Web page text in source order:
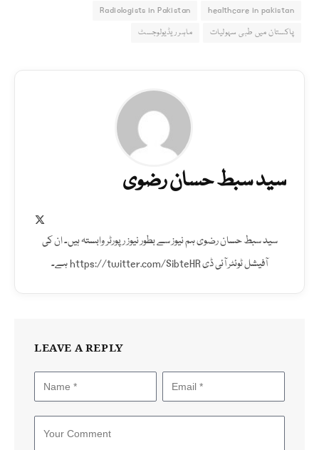
healthcare in pakistan
Radiologists in Pakistan
پاکستان میں طبی سہولیات
ماہر ریڈیولوجسٹ
سید سبط حسان رضوی
سید سبط حسان رضوی ہم نیوز سے بطور نیوز رپورٹر وابستہ ہیں۔ ان کی
آفیشل ٹوئٹر آئی ڈی https://twitter.com/SibteHR ہے۔
LEAVE A REPLY